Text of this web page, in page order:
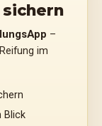
–
im
Blick